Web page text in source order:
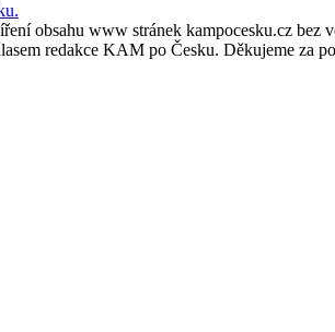
obsahu www stránek kampocesku.cz bez
redakce KAM po Česku. Děkujeme za